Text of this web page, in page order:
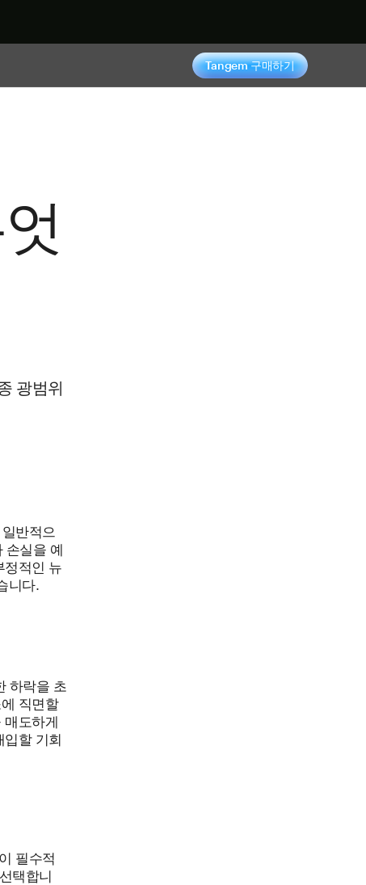
Tangem 구매하기
광범위
반적으
손실을 예
적인 뉴
니다.
하락을 초
직면할
도하게
할 기회
필수적
택합니